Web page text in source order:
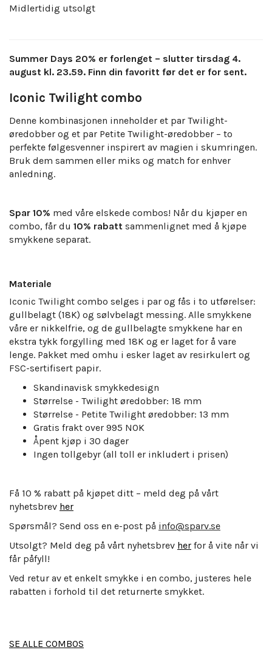
Midlertidig utsolgt
Summer Days 20% er forlenget – slutter tirsdag 4.
august kl. 23.59. Finn din favoritt før det er for sent.
Iconic Twilight combo
Denne kombinasjonen inneholder et par Twilight-
øredobber og et par Petite Twilight-øredobber – to
perfekte følgesvenner inspirert av magien i skumringen.
Bruk dem sammen eller miks og match for enhver
anledning.
Spar 10% med våre elskede combos! Når du kjøper en
combo, får du 10% rabatt sammenlignet med å kjøpe
smykkene separat.
Materiale
Iconic Twilight combo selges i par og fås i to utførelser:
gullbelagt (18K) og sølvbelagt messing. Alle smykkene
våre er nikkelfrie, og de gullbelagte smykkene har en
ekstra tykk forgylling med 18K og er laget for å vare
lenge. Pakket med omhu i esker laget av resirkulert og
FSC-sertifisert papir.
Skandinavisk smykkedesign
Størrelse - Twilight øredobber: 18 mm
Størrelse - Petite Twilight øredobber: 13 mm
Gratis frakt over 995 NOK
Åpent kjøp i 30 dager
Ingen tollgebyr (all toll er inkludert i prisen)
Få 10 % rabatt på kjøpet ditt – meld deg på vårt
nyhetsbrev her
Spørsmål? Send oss en e-post på info@sparv.se
Utsolgt? Meld deg på vårt nyhetsbrev her for å vite når vi
får påfyll!
Ved retur av et enkelt smykke i en combo, justeres hele
rabatten i forhold til det returnerte smykket.
SE ALLE COMBOS